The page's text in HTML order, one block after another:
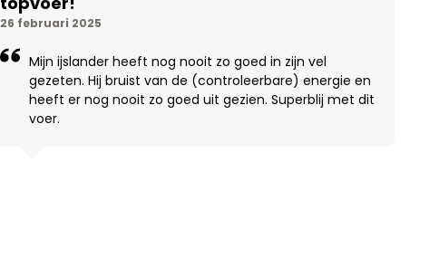
26 februari 2025
Mijn ijslander heeft nog nooit zo goed in zijn vel
gezeten. Hij bruist van de (controleerbare) energie en
heeft er nog nooit zo goed uit gezien. Superblij met dit
voer.